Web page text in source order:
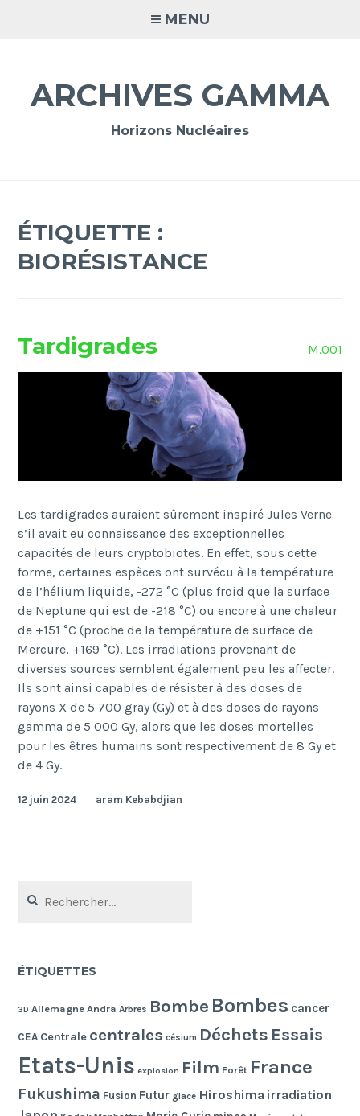
MENU
ARCHIVES GAMMA
Horizons Nucléaires
ÉTIQUETTE :
BIORÉSISTANCE
Tardigrades M.001
Les tardigrades auraient sûrement inspiré Jules Verne
s’il avait eu connaissance des exceptionnelles
capacités de leurs cryptobiotes. En effet, sous cette
forme, certaines espèces ont survécu à la température
de l’hélium liquide, -272 °C (plus froid que la surface
de Neptune qui est de -218 °C) ou encore à une chaleur
de +151 °C (proche de la température de surface de
Mercure, +169 °C). Les irradiations provenant de
diverses sources semblent également peu les affecter.
Ils sont ainsi capables de résister à des doses de
rayons X de 5 700gray (Gy) et à des doses de rayons
gamma de 5 000 Gy, alors que les doses mortelles
pour les êtres humains sont respectivement de 8 Gy et
de 4 Gy.
12 juin 2024 aram Kebabdjian
ÉTIQUETTES
3D Allemagne Andra Arbres Bombe Bombes cancer
CEA Centrale centrales césium Déchets Essais
Etats-Unis explosion Film Forêt France
Fukushima Fusion Futur glace Hiroshima irradiation